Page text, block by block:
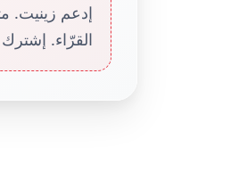
إدعم زينيت.
القرّاء.